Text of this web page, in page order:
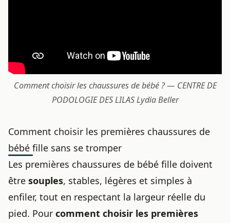
Comment choisir les chaussures de bébé ? — CENTRE DE
PODOLOGIE DES LILAS Lydia Beller
Comment choisir les premières chaussures de
bébé fille sans se tromper
Les premières chaussures de bébé fille doivent
être souples, stables, légères et simples à
enfiler, tout en respectant la largeur réelle du
pied. Pour comment choisir les premières